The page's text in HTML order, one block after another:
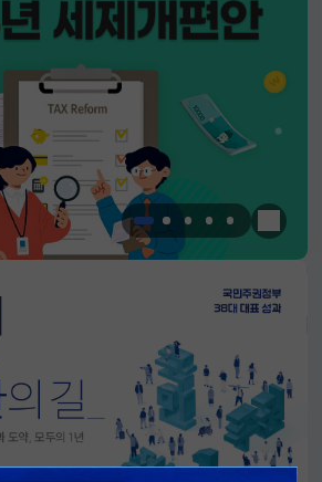
한눈에